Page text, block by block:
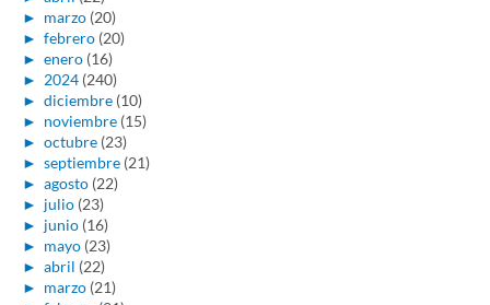
► marzo (20)
► febrero (20)
► enero (16)
► 2024 (240)
► diciembre (10)
► noviembre (15)
► octubre (23)
► septiembre (21)
► agosto (22)
► julio (23)
► junio (16)
► mayo (23)
► abril (22)
► marzo (21)